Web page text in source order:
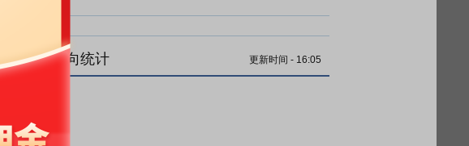
盘后资金流向统计 更新时间 - 16:05